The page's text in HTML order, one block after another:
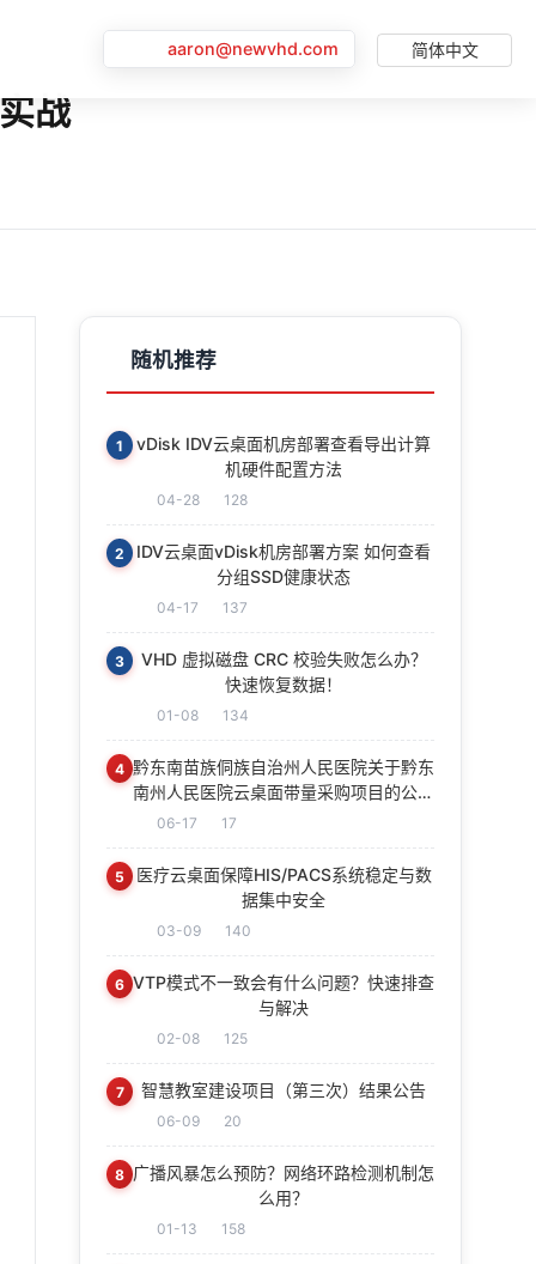
aaron@newvhd.com 简体中文
战
随机推荐
1
vDisk IDV云桌面机房部署查看导出计算
机硬件配置方法
04-28 128
2
IDV云桌面vDisk机房部署方案 如何查看
分组SSD健康状态
04-17 137
3
VHD 虚拟磁盘 CRC 校验失败怎么办？
快速恢复数据！
01-08 134
4 黔东南苗族侗族自治州人民医院关于黔东
南州人民医院云桌面带量采购项目的公开
06-17 17
5
医疗云桌面保障HIS/PACS系统稳定与数
据集中安全
03-09 140
6 VTP模式不一致会有什么问题？快速排查
与解决
02-08 125
7 智慧教室建设项目（第三次）结果公告
06-09 20
8 广播风暴怎么预防？网络环路检测机制怎
么用？
01-13 158